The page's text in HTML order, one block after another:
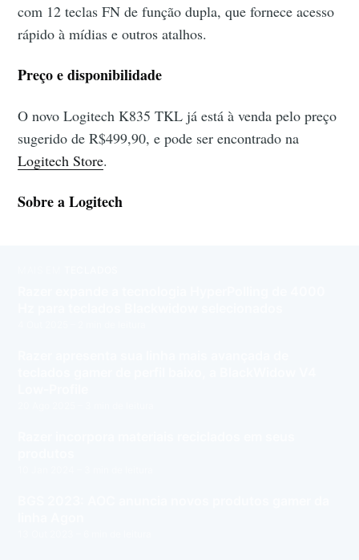
com 12 teclas FN de função dupla, que fornece acesso
rápido à mídias e outros atalhos.
Preço e disponibilidade
O novo Logitech K835 TKL já está à venda pelo preço
sugerido de R$499,90, e pode ser encontrado na
Logitech Store.
Sobre a Logitech